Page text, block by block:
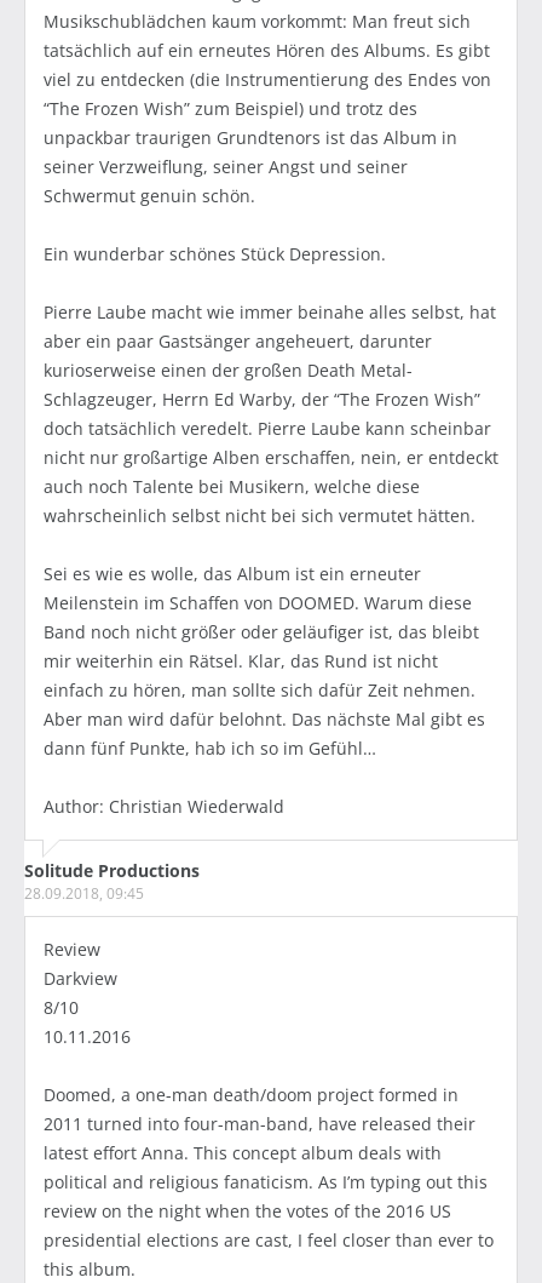
Musikschublädchen kaum vorkommt: Man freut sich
tatsächlich auf ein erneutes Hören des Albums. Es gibt
viel zu entdecken (die Instrumentierung des Endes von
“The Frozen Wish” zum Beispiel) und trotz des
unpackbar traurigen Grundtenors ist das Album in
seiner Verzweiflung, seiner Angst und seiner
Schwermut genuin schön.
Ein wunderbar schönes Stück Depression.
Pierre Laube macht wie immer beinahe alles selbst, hat
aber ein paar Gastsänger angeheuert, darunter
kurioserweise einen der großen Death Metal-
Schlagzeuger, Herrn Ed Warby, der “The Frozen Wish”
doch tatsächlich veredelt. Pierre Laube kann scheinbar
nicht nur großartige Alben erschaffen, nein, er entdeckt
auch noch Talente bei Musikern, welche diese
wahrscheinlich selbst nicht bei sich vermutet hätten.
Sei es wie es wolle, das Album ist ein erneuter
Meilenstein im Schaffen von DOOMED. Warum diese
Band noch nicht größer oder geläufiger ist, das bleibt
mir weiterhin ein Rätsel. Klar, das Rund ist nicht
einfach zu hören, man sollte sich dafür Zeit nehmen.
Aber man wird dafür belohnt. Das nächste Mal gibt es
dann fünf Punkte, hab ich so im Gefühl…
Author: Christian Wiederwald
Solitude Productions
28.09.2018, 09:45
Review
Darkview
8/10
10.11.2016
Doomed, a one-man death/doom project formed in
2011 turned into four-man-band, have released their
latest effort Anna. This concept album deals with
political and religious fanaticism. As I’m typing out this
review on the night when the votes of the 2016 US
presidential elections are cast, I feel closer than ever to
this album.